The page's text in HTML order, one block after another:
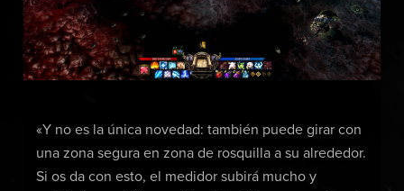
«Y no es la única novedad: también puede girar con
una zona segura en zona de rosquilla a su alrededor.
Si os da con esto, el medidor subirá mucho y